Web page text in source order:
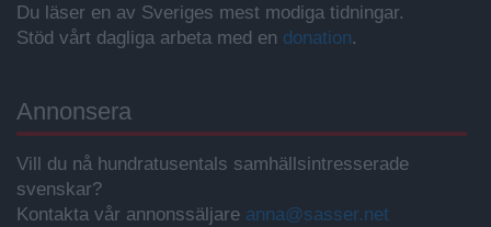
Du läser en av Sveriges mest modiga tidningar.
Stöd vårt dagliga arbeta med en donation.
Annonsera
Vill du nå hundratusentals samhällsintresserade
svenskar?
Kontakta vår annonssäljare anna@sasser.net